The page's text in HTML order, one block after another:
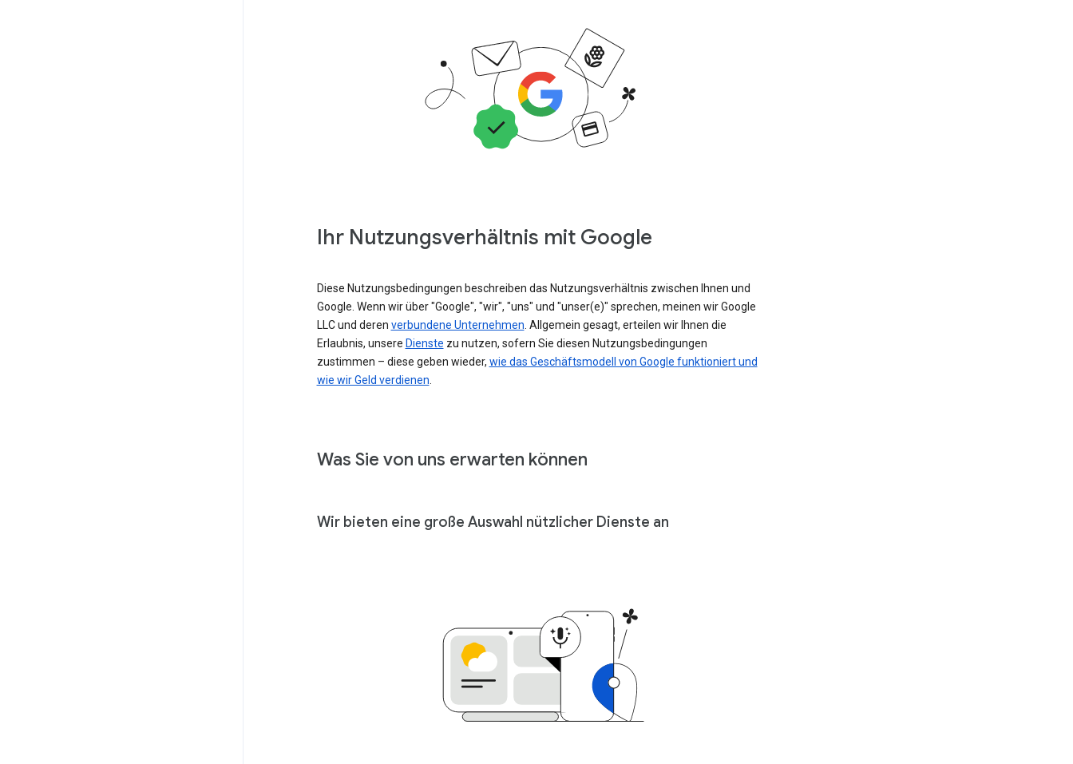
Ihr Nutzungsverhältnis mit Google
Diese Nutzungsbedingungen beschreiben das Nutzungsverhältnis zwischen Ihnen und
Google. Wenn wir über "Google", "wir", "uns" und "unser(e)" sprechen, meinen wir Google
LLC und deren verbundene Unternehmen. Allgemein gesagt, erteilen wir Ihnen die
Erlaubnis, unsere Dienste zu nutzen, sofern Sie diesen Nutzungsbedingungen
zustimmen – diese geben wieder, wie das Geschäftsmodell von Google funktioniert und
wie wir Geld verdienen.
Was Sie von uns erwarten können
Wir bieten eine große Auswahl nützlicher Dienste an